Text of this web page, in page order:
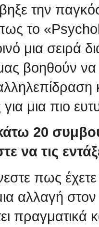
την
το
μια σειρά
βοηθούν να
μια πιο
20
να τις
πως
αλλαγή
πραγματικά